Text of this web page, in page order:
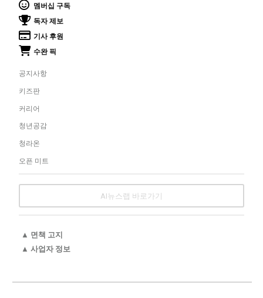
멤버십 구독
독자 제보
기사 후원
수완 픽
공지사항
키즈판
커리어
청년공감
청라온
오픈 미트
AI뉴스랩 바로가기
▲ 면책 고지
▲ 사업자 정보